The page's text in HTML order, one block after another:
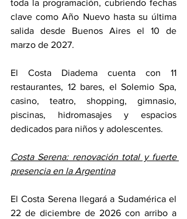
toda la programación, cubriendo fechas
clave como Año Nuevo hasta su última
salida desde Buenos Aires el 10 de
marzo de 2027.
El Costa Diadema cuenta con 11
restaurantes, 12 bares, el Solemio Spa,
casino, teatro, shopping, gimnasio,
piscinas, hidromasajes y espacios
dedicados para niños y adolescentes.
Costa Serena: renovación total y fuerte
presencia en la Argentina
El Costa Serena llegará a Sudamérica el
22 de diciembre de 2026 con arribo a